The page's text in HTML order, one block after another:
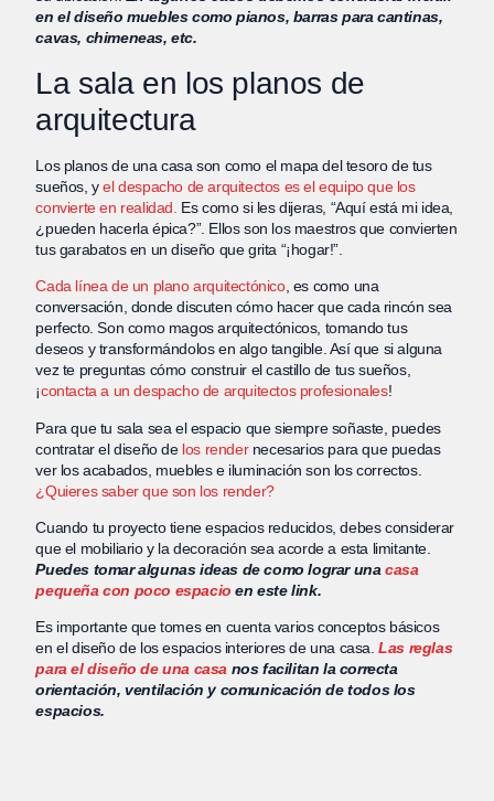
en el diseño muebles como pianos, barras para cantinas,
cavas, chimeneas, etc.
La sala en los planos de
arquitectura
Los planos de una casa son como el mapa del tesoro de tus
sueños, yel despacho de arquitectos es el equipo que los
convierte en realidad. Es como si les dijeras, “Aquí está mi idea,
¿pueden hacerla épica?”. Ellos son los maestros que convierten
tus garabatos en un diseño que grita “¡hogar!”.
Cada línea de un plano arquitectónico, es como una
conversación, donde discuten cómo hacer que cada rincón sea
perfecto. Son como magos arquitectónicos, tomando tus
deseos y transformándolos en algo tangible. Así que si alguna
vez te preguntas cómo construir el castillo de tus sueños,
¡contacta a un despacho de arquitectos profesionales!
Para que tu sala sea el espacio que siempre soñaste, puedes
contratar el diseño delos rendernecesarios para que puedas
ver los acabados, muebles e iluminación son los correctos.
¿Quieres saber que son los render?
Cuando tu proyecto tiene espacios reducidos, debes considerar
que el mobiliario y la decoración sea acorde a esta limitante.
Puedes tomar algunas ideas de como lograr una casa
pequeña con poco espacio en este link.
Es importante que tomes en cuenta varios conceptos básicos
en el diseño de los espacios interiores de una casa. Las reglas
para el diseño de una casa nos facilitan la correcta
orientación, ventilación y comunicación de todos los
espacios.